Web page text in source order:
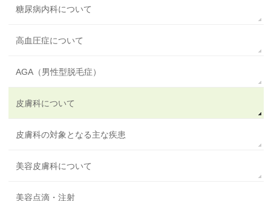
糖尿病内科について
高血圧症について
AGA（男性型脱毛症）
皮膚科について
皮膚科の対象となる主な疾患
美容皮膚科について
美容点滴・注射